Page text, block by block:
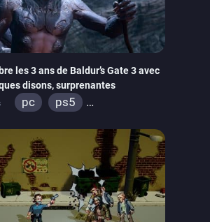
les 3 ans de Baldur’s Gate 3 avec
disons, surprenantes
pc
ps5